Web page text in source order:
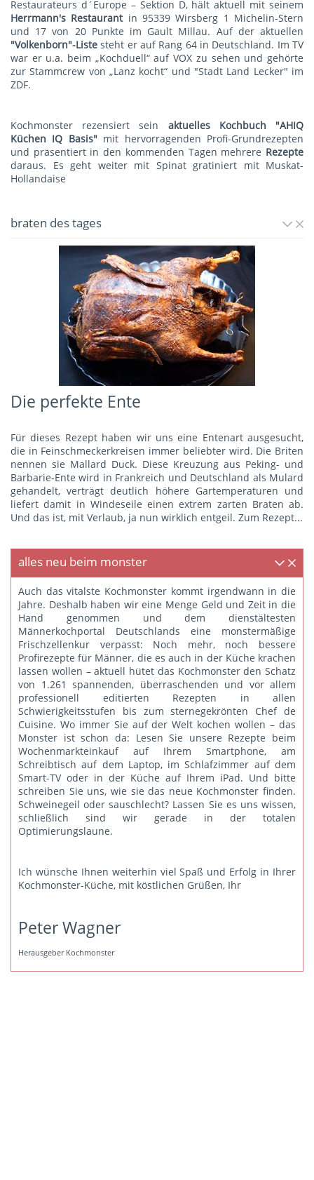
Restaurateurs d´Europe – Sektion D, hält aktuell mit seinem
Herrmann's Restaurant in 95339 Wirsberg 1 Michelin-Stern
und 17 von 20 Punkte im Gault Millau. Auf der aktuellen
"Volkenborn"-Liste steht er auf Rang 64 in Deutschland. Im TV
war er u.a. beim „Kochduell“ auf VOX zu sehen und gehörte
zur Stammcrew von „Lanz kocht“ und "Stadt Land Lecker" im
ZDF.
Kochmonster rezensiert sein aktuelles Kochbuch "AHIQ
Küchen IQ Basis" mit hervorragenden Profi-Grundrezepten
und präsentiert in den kommenden Tagen mehrere Rezepte
daraus. Es geht weiter mit Spinat gratiniert mit Muskat-
Hollandaise
braten des tages
Die perfekte Ente
Für dieses Rezept haben wir uns eine Entenart ausgesucht,
die in Feinschmeckerkreisen immer beliebter wird. Die Briten
nennen sie Mallard Duck. Diese Kreuzung aus Peking- und
Barbarie-Ente wird in Frankreich und Deutschland als Mulard
gehandelt, verträgt deutlich höhere Gartemperaturen und
liefert damit in Windeseile einen extrem zarten Braten ab.
Und das ist, mit Verlaub, ja nun wirklich entgeil. Zum Rezept...
alles neu beim monster
Auch das vitalste Kochmonster kommt irgendwann in die
Jahre. Deshalb haben wir eine Menge Geld und Zeit in die
Hand genommen und dem dienstältesten
Männerkochportal Deutschlands eine monstermäßige
Frischzellenkur verpasst: Noch mehr, noch bessere
Profirezepte für Männer, die es auch in der Küche krachen
lassen wollen – aktuell hütet das Kochmonster den Schatz
von 1.261 spannenden, überraschenden und vor allem
professionell editierten Rezepten in allen
Schwierigkeitsstufen bis zum sternegekrönten Chef de
Cuisine. Wo immer Sie auf der Welt kochen wollen – das
Monster ist schon da: Lesen Sie unsere Rezepte beim
Wochenmarkteinkauf auf Ihrem Smartphone, am
Schreibtisch auf dem Laptop, im Schlafzimmer auf dem
Smart-TV oder in der Küche auf Ihrem iPad. Und bitte
schreiben Sie uns, wie sie das neue Kochmonster finden.
Schweinegeil oder sauschlecht? Lassen Sie es uns wissen,
schließlich sind wir gerade in der totalen
Optimierungslaune.
Ich wünsche Ihnen weiterhin viel Spaß und Erfolg in Ihrer
Kochmonster-Küche, mit köstlichen Grüßen, Ihr
Peter Wagner
Herausgeber Kochmonster